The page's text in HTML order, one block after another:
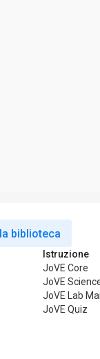
biblioteca
Istruzione
JoVE Core
JoVE
JoVE Lab
JoVE Quiz